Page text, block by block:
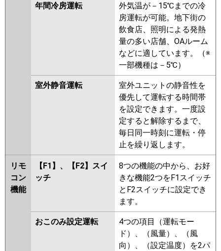
PA-P56F7SHNB PA-P56F7SHB
PA-P56F7SH PA-P56F7SHN PA-
P56F6SHNB PA-P56F6SHB PA-
PA-P56F6SHN
年間冷房運転
外気温が－15℃までの冷
房運転が可能。地下街の
飲食店、照明による発熱
量の多い店舗、OAルーム
などに適しています。（※
一部機種は－5℃）
室外静音運転
室外ユニットの静音性を
優先して運転する時間帯
を設定できます。一度設
定すると解除するまで、
毎日同一時刻に運転・停
止を繰り返します。
リモ
コン
機能
【F1】、【F2】スイ
ッチ
8つの機能の中から、お好
きな機能2つをF1スイッチ
とF2スイッチに設定でき
ます。
おこのみ設定運転
4つの項目（運転モー
ド）、（風量）、（風
向）、（設定温度）を2パ